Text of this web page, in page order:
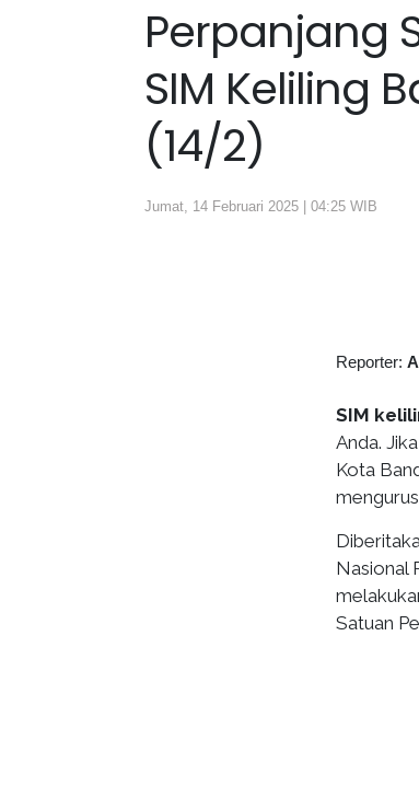
Perpanjang
SIM Keliling
(14/2)
Jumat, 14 Februari 2025 | 04:25 WIB
Reporter:
SIM
Anda.
Kota
Nasional
Satuan